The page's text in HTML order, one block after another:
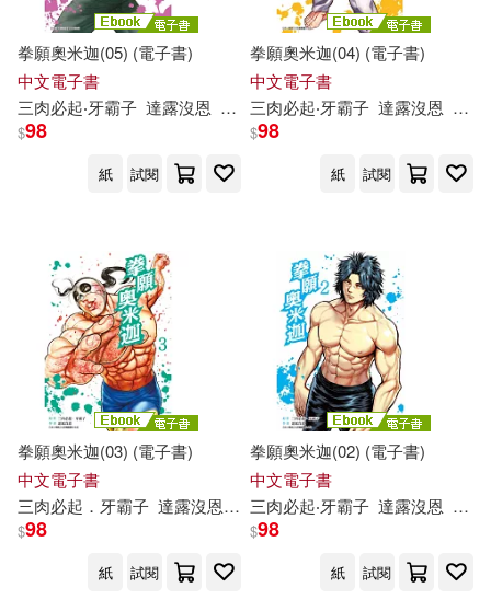
拳願奧米迦(05) (電子書)
中文電子書
三肉必起‧牙霸子 達露沒恩 yoshiki
$98
紙 試閱
拳願奧米迦(04) (電子書)
中文電子書
三肉必起‧牙霸子 達露沒恩
$98
紙 試閱
拳願奧米迦(03) (電子書)
中文電子書
三肉必起 ． 牙霸子 達露沒恩 yoshiki
$98
紙 試閱
拳願奧米迦(02) (電子書)
中文電子書
三肉必起‧牙霸子 達露沒恩
$98
紙 試閱